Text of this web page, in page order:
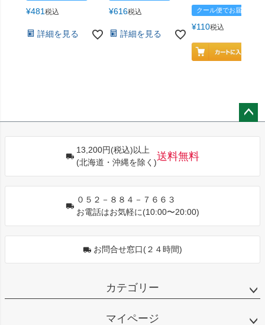
¥481税込
詳細を見る
¥616税込
詳細を見る
クール便でお届け
¥110税込
13,200円(税込)以上
(北海道・沖縄を除く)
送料無料
０５２－８８４－７６６３
お電話はお気軽に(10:00〜20:00)
お問合せ窓口(２４時間)
カテゴリー
マイページ